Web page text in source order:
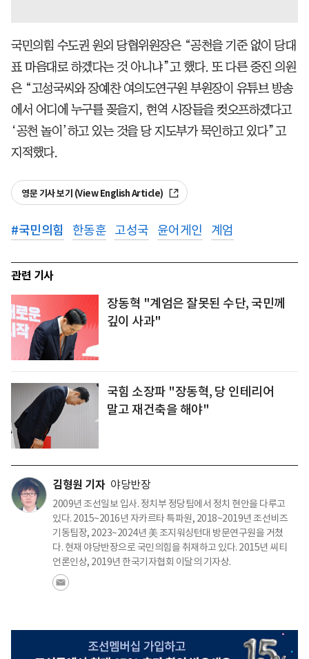
국민의힘 수도권 원외 당협위원장은 “공천을 기준 없이 당대
표 마음대로 하겠다는 것 아니냐”고 했다. 또 다른 중진 의원
은 “고성국씨와 장예찬 여의도연구원 부원장이 유튜브 방송
에서 어디에 누구를 꽂을지, 현역 시장들을 컷오프하겠다고
‘공천 놀이’하고 있는 것을 당 지도부가 묵인하고 있다”고
지적했다.
영문 기사 보기 (View English Article)
#국민의힘 한동훈 고성국 윤어게인 계엄
관련 기사
장동혁 "계엄은 잘못된 수단, 국민께
깊이 사과"
국힘 소장파 "장동혁, 당 인테리어
말고 재건축을 해야"
김형원 기자 야당반장
2009년 조선일보 입사. 정치부 정당팀에서 정치 현안을 다루고
있다. 2015~2016년 자카르타 특파원, 2018~2019년 조선비즈
기동팀장, 2023~2024년 美 조지워싱턴대 방문연구원을 거쳤
다. 현재 야당반장으로 국민의힘을 취재하고 있다. 2015년 씨티
언론인상, 2019년 한국기자협회 이달의 기자상.